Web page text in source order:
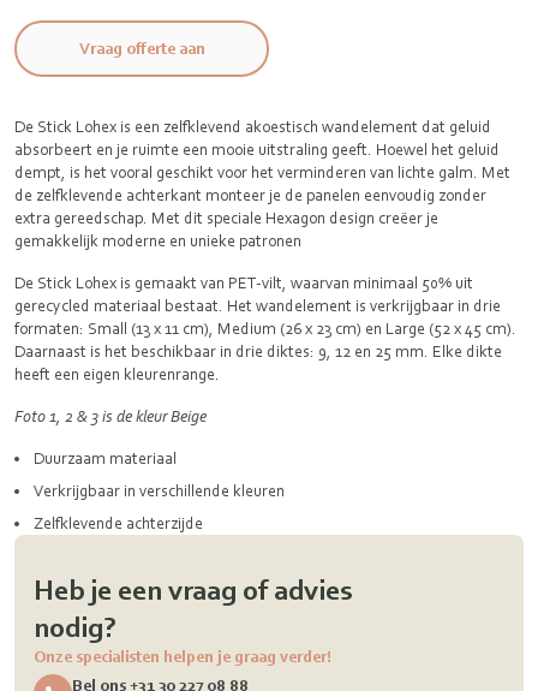
Vraag offerte aan
De Stick Lohex is een zelfklevend akoestisch wandelement dat geluid
absorbeert en je ruimte een mooie uitstraling geeft. Hoewel het geluid
dempt, is het vooral geschikt voor het verminderen van lichte galm. Met
de zelfklevende achterkant monteer je de panelen eenvoudig zonder
extra gereedschap. Met dit speciale Hexagon design creëer je
gemakkelijk moderne en unieke patronen
De Stick Lohex is gemaakt van PET-vilt, waarvan minimaal 50% uit
gerecycled materiaal bestaat. Het wandelement is verkrijgbaar in drie
formaten: Small (13 x 11 cm), Medium (26 x 23 cm) en Large (52 x 45 cm).
Daarnaast is het beschikbaar in drie diktes: 9, 12 en 25 mm. Elke dikte
heeft een eigen kleurenrange.
Foto 1, 2 & 3 is de kleur Beige
Duurzaam materiaal
Verkrijgbaar in verschillende kleuren
Zelfklevende achterzijde
Heb je een vraag of advies
nodig?
Onze specialisten helpen je graag verder!
Bel ons +31 30 227 08 88